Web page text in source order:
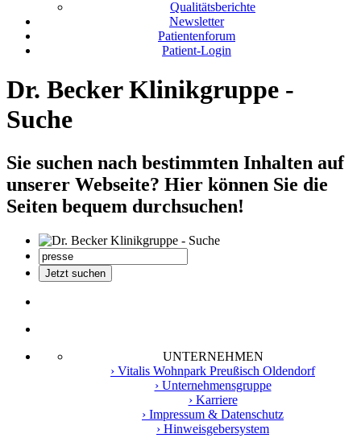
Qualitätsberichte
Newsletter
Patientenforum
Patient-Login
Dr. Becker Klinikgruppe -
Suche
Sie suchen nach bestimmten Inhalten auf
unserer Webseite? Hier können Sie die
Seiten bequem durchsuchen!
UNTERNEHMEN
› Vitalis Wohnpark Preußisch Oldendorf
› Unternehmensgruppe
› Karriere
› Impressum & Datenschutz
› Hinweisgebersystem